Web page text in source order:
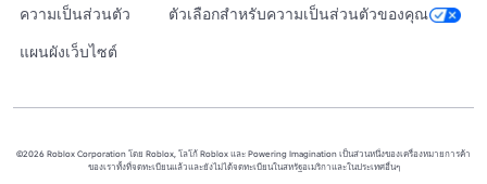
ความเป็นส่วนตัว
ตัวเลือกสำหรับความเป็นส่วนตัวของคุณ
แผนผังเว็บไซต์
©2026 Roblox Corporation โดย Roblox, โลโก้ Roblox และ Powering Imagination เป็นส่วนหนึ่งของเครื่องหมายการค้า
ของเราทั้งที่จดทะเบียนแล้วและยังไม่ได้จดทะเบียนในสหรัฐอเมริกาและในประเทศอื่นๆ